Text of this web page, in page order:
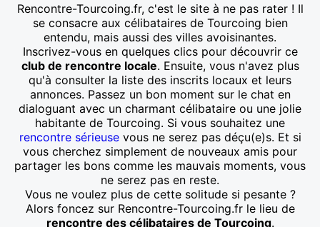
Rencontre-Tourcoing.fr, c'est le site à ne pas rater ! Il
se consacre aux célibataires de Tourcoing bien
entendu, mais aussi des villes avoisinantes.
Inscrivez-vous en quelques clics pour découvrir ce
club de rencontre locale. Ensuite, vous n'avez plus
qu'à consulter la liste des inscrits locaux et leurs
annonces. Passez un bon moment sur le chat en
dialoguant avec un charmant célibataire ou une jolie
habitante de Tourcoing. Si vous souhaitez une
rencontre sérieusevous ne serez pas déçu(e)s. Et si
vous cherchez simplement de nouveaux amis pour
partager les bons comme les mauvais moments, vous
ne serez pas en reste.
Vous ne voulez plus de cette solitude si pesante ?
Alors foncez sur Rencontre-Tourcoing.fr le lieu de
rencontre des célibataires de Tourcoing.